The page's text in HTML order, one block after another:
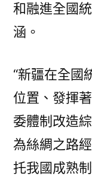
和融進全國
涵。
“新疆在全國
位置、發揮
委體制改造
為絲綢之路
托我國成熟